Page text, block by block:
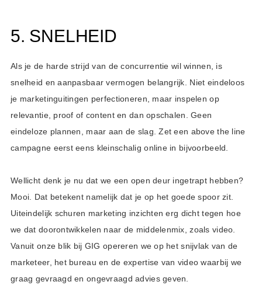
5. SNELHEID
Als je de harde strijd van de concurrentie wil winnen, is
snelheid en aanpasbaar vermogen belangrijk. Niet eindeloos
je marketinguitingen perfectioneren, maar inspelen op
relevantie, proof of content en dan opschalen. Geen
eindeloze plannen, maar aan de slag. Zet een above the line
campagne eerst eens kleinschalig online in bijvoorbeeld.
Wellicht denk je nu dat we een open deur ingetrapt hebben?
Mooi. Dat betekent namelijk dat je op het goede spoor zit.
Uiteindelijk schuren marketing inzichten erg dicht tegen hoe
we dat doorontwikkelen naar de middelenmix, zoals video.
Vanuit onze blik bij GIG opereren we op het snijvlak van de
marketeer, het bureau en de expertise van video waarbij we
graag gevraagd en ongevraagd advies geven.